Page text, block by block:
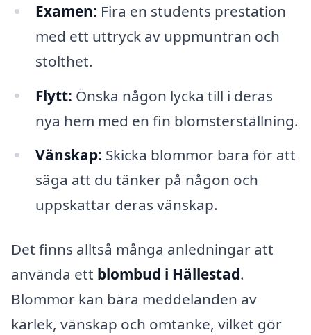
Examen: Fira en students prestation
med ett uttryck av uppmuntran och
stolthet.
Flytt: Önska någon lycka till i deras
nya hem med en fin blomsterställning.
Vänskap: Skicka blommor bara för att
säga att du tänker på någon och
uppskattar deras vänskap.
Det finns alltså många anledningar att
använda ett blombud i Hällestad.
Blommor kan bära meddelanden av
kärlek, vänskap och omtanke, vilket gör